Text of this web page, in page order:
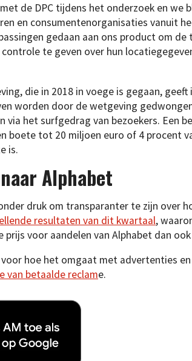
de DPC tijdens het onderzoek en we
en consumentenorganisaties vanuit
gedaan aan ons product om
te geven over hun
die in 2018 in voege is gegaan,
worden door de wetgeving
het surfgedrag van bezoekers. Een
boete tot 20 miljoen euro of 4 procent
is.
Alphabet
druk om transparanter te zijn over
resultaten van dit kwartaal,
prijs voor aandelen van Alphabet dan
hoe het omgaat met advertenties
van betaalde reclame.